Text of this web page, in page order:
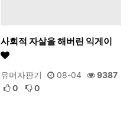
사회적 자살을 해버린 익게이
유머자판기 08-04
9387
0
0